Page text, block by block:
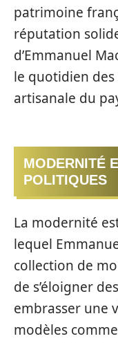
patrimoine
réputation
d’Emmanuel
le quotidien des
artisanale du
MODERNITÉ
POLITIQUES
La modernité
lequel
collection de
de s’éloigner
embrasser une
modèles